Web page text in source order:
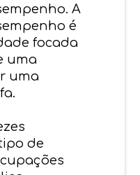
A
é
focada
uma
uma
de